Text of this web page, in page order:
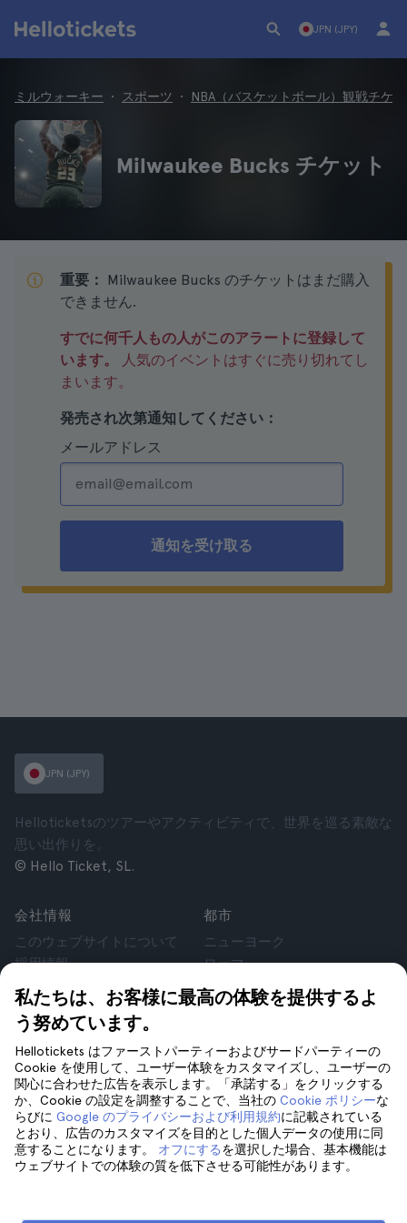
JPN (JPY)
ミルウォーキー スポーツ NBA（バスケットボール）観戦チケ
Milwaukee Bucks チケット
重要：
Milwaukee Bucks のチケットはまだ購入
できません.
すでに何千人もの人がこのアラートに登録して
います。
人気のイベントはすぐに売り切れてし
まいます。
発売され次第通知してください：
メールアドレス
通知を受け取る
私たちは、お客様に最高の体験を提供するよ
う努めています。
Hellotickets はファーストパーティーおよびサードパーティーの
Cookie を使用して、ユーザー体験をカスタマイズし、ユーザーの
関心に合わせた広告を表示します。「承諾する」をクリックする
か、Cookie の設定を調整することで、当社の Cookie ポリシーな
らびに Google のプライバシーおよび利用規約に記載されている
とおり、広告のカスタマイズを目的とした個人データの使用に同
意することになります。 オフにするを選択した場合、基本機能は
ウェブサイトでの体験の質を低下させる可能性があります。
JPN (JPY)
Helloticketsのツアーやアクティビティで、世界を巡る素敵な
思い出作りを。
© Hello Ticket, SL.
会社情報
このウェブサイトについて
採用情報
アフィリエイト
お客様の声
個人情報保護方針
利用規約
法律相談
cookie
都市
ニューヨーク
ローマ
パリ
ロンドン
クラクフ
テネリフェ
サポート
サポート
フォローしてください